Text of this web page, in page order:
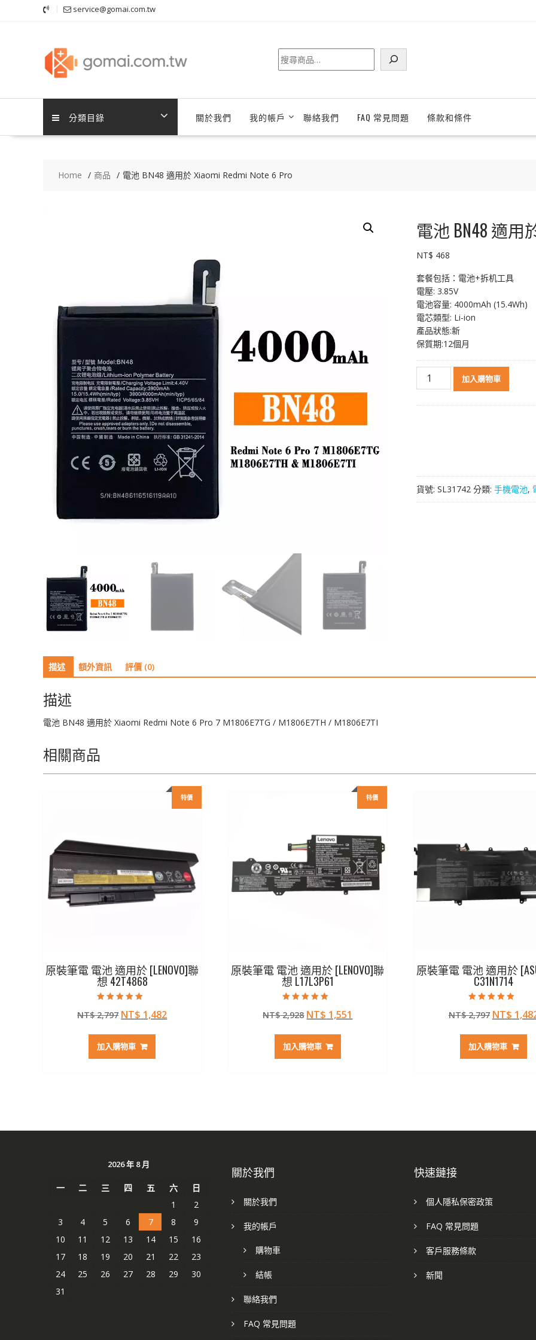
service@gomai.com.tw
搜
尋
分類目錄 關於我們 我的帳戶 聯絡我們 FAQ 常見問題 條款和條件
Home 商品 電池 BN48 適用於 Xiaomi Redmi Note 6 Pro
電池 BN48 適用
NT$ 468
套餐包括：電池+拆机工具
電壓: 3.85V
電池容量: 4000mAh (15.4Wh)
電芯類型: Li-ion
產品狀態:新
保質期:12個月
Note
6
Pro
加入購物車
貨號: SL31742 分類: 手機電池,
描述 額外資訊 評價 (0)
描述
電池 BN48 適用於 Xiaomi Redmi Note 6 Pro 7 M1806E7TG / M1806E7TH / M1806E7TI
相關商品
特價
原裝筆電 電池 適用於 [LENOVO]聯
想 42T4868
5.00
滿分 5
NT$2,797 原
價
格：
NT$ 1,482目
加入購物車
特價
原裝筆電 電池 適用於 [LENOVO]聯
想 L17L3P61
5.00
滿分 5
NT$2,928 原
價
格：
NT$ 1,551
加入購物車
原裝筆電 電池 適用於
C31N1714
5.00
滿分 5
NT$2,797 原
價
格：
NT$
加入購物車
2026 年 8 月
一 二 三 四 五 六
日
1
2
3
4 5 6 7 8
9
10
11 12 13 14 15
16
17
18 19 20 21 22
23
24
25 26 27 28 29
30
31
關於我們
關於我們
我的帳戶
購物車
結帳
聯絡我們
FAQ 常見問題
快速鏈接
個人隱私保密政策
FAQ 常見問題
客戶服務條款
新聞